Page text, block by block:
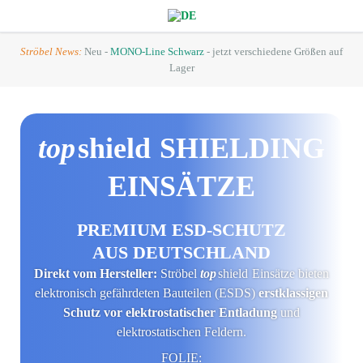
Ströbel News: Neu - MONO-Line Schwarz - jetzt verschiedene Größen auf
Lager
topshield SHIELDING
EINSÄTZE
PREMIUM ESD-SCHUTZ
AUS DEUTSCHLAND
Direkt vom Hersteller: Ströbeltopshield Einsätze bieten
elektronisch gefährdeten Bauteilen (ESDS)erstklassigen
Schutz vor elektrostatischer Entladung und
elektrostatischen Feldern.
FOLIE: